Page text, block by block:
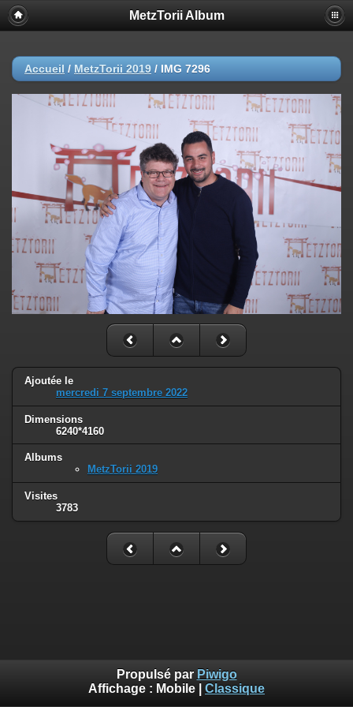
MetzTorii Album
Accueil / MetzTorii 2019 / IMG 7296
Ajoutée le
mercredi 7 septembre 2022
Dimensions
6240*4160
Albums
MetzTorii 2019
Visites
3783
Propulsé par Piwigo
Affichage : Mobile Classique